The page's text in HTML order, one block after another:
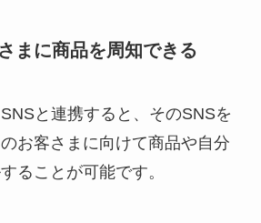
まに商品を周知できる
と連携すると、そのSNSを
お客さまに向けて商品や自分
ることが可能です。